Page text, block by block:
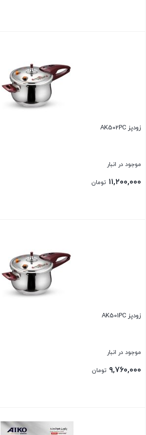
زودپز AK502PC
موجود در انبار
۱۱,۲۰۰,۰۰۰ تومان
زودپز AK501PC
موجود در انبار
۹,۷۶۰,۰۰۰ تومان